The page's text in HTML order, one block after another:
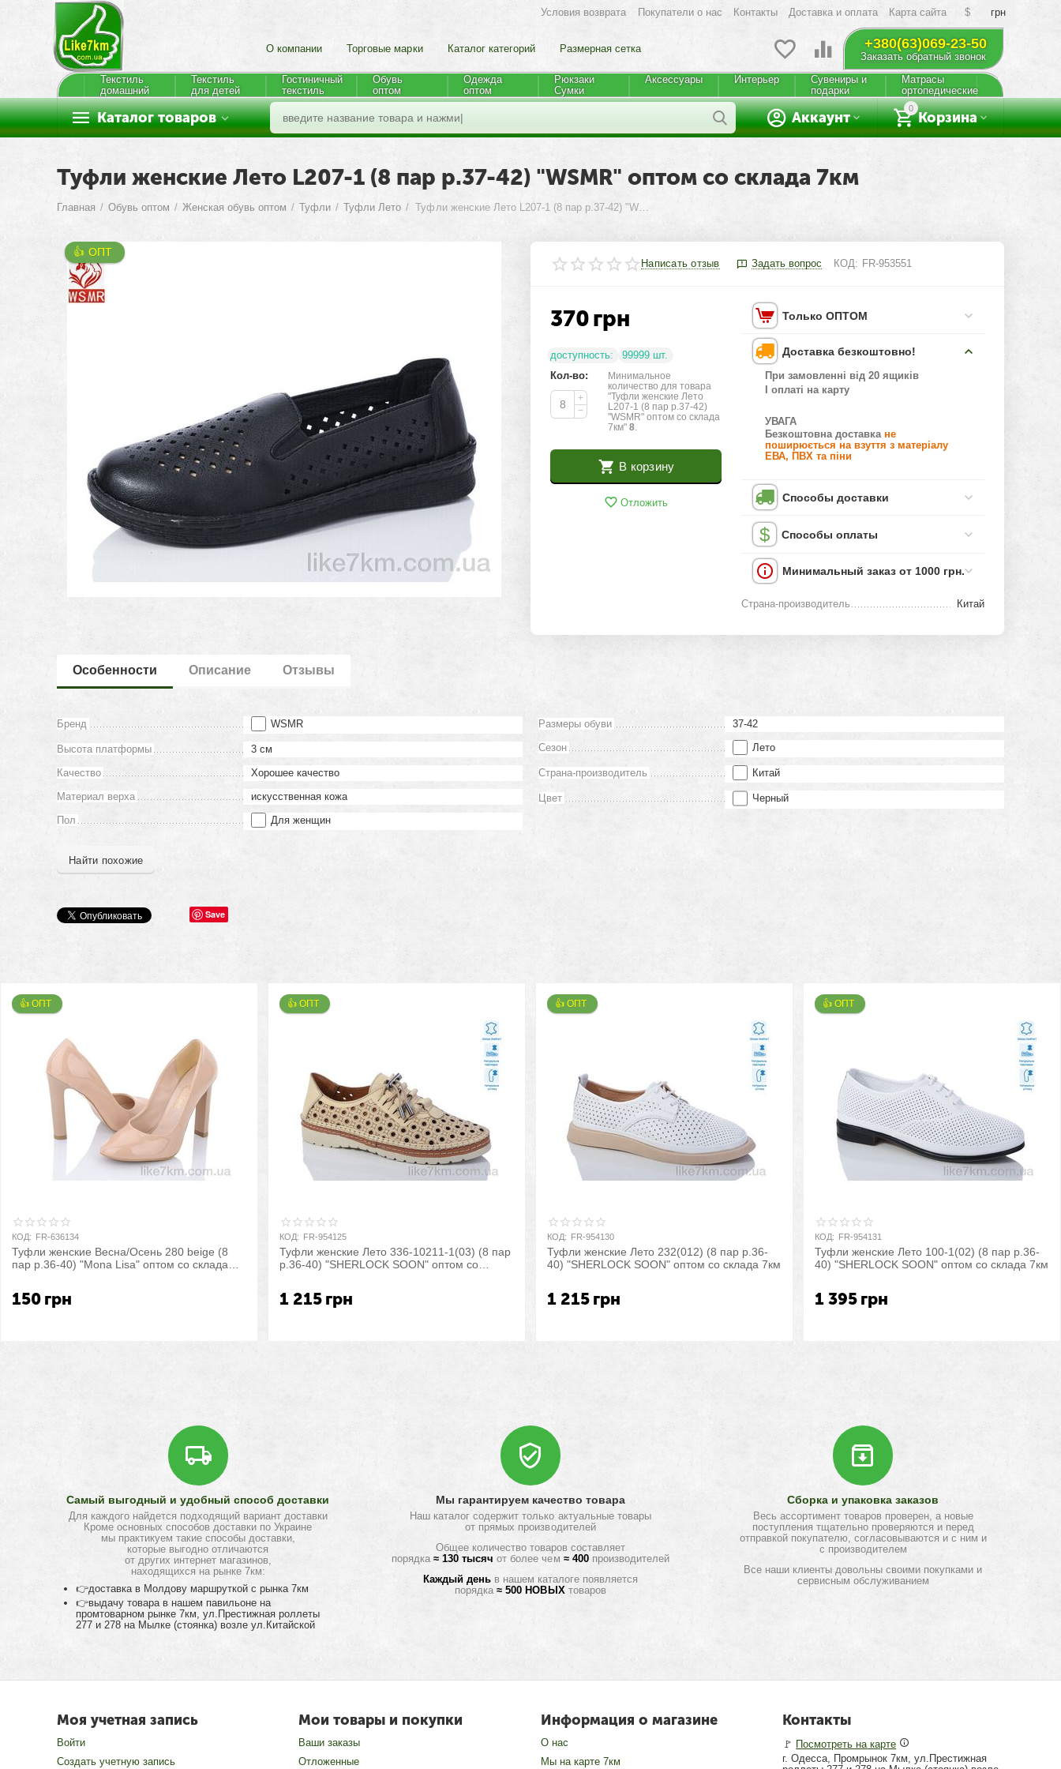
$ грн
Условия возврата Покупатели о нас Контакты Доставка и оплата Карта сайта
О компании Торговые марки Каталог категорий Размерная сетка +380(63)069-23-50
Заказать обратный звонок
Текстиль
домашний
Текстиль
для детей
Гостиничный
текстиль
Обувь
оптом
Одежда
оптом
Рюкзаки
Cумки
Аксессуары Интерьер
Сувениры и
подарки
Матрасы
ортопедические
Каталог товаров
0
Корзина
Аккаунт
Туфли женские Лето L207-1 (8 пар р.37-42) "WSMR" оптом со склада 7км
Главная / Обувь оптом / Женская обувь оптом / Туфли / Туфли Лето / Туфли женские Лето L207-1 (8 пар р.37-42) "WSMR" оптом со склада 7км
Написать отзыв Задать вопрос КОД: FR-953551
370грн
доступность:
99999 шт.
Кол-во:
+
−
Минимальное
количество для товара
"Туфли женские Лето
L207-1 (8 пар р.37-42)
"WSMR" оптом со склада
7км"8.
В корзину
Отложить
Только ОПТОМ
Доставка безкоштовно!
При замовленні від 20 ящиків
І оплаті на карту
УВАГА
Безкоштовна доставкане
поширюється на взуття з матеріалу
ЕВА, ПВХ та піни
Способы доставки
Способы оплаты
Минимальный заказ от 1000 грн.
Страна-производитель Китай
Особенности Описание Отзывы
Бренд WSMR
Высота платформы
3 см
Качество
Хорошее качество
Материал верха
искусственная кожа
Пол
Для женщин
Размеры обуви
37-42
Сезон
Лето
Страна-производитель Китай
Цвет Черный
Найти похожие
Save
👍 ОПТ
КОД: FR-636134
Туфли женские Весна/Осень 280 beige (8
пар р.36-40) "Mona Lisa" оптом со склада
150 грн
👍 ОПТ
КОД: FR-954125
Туфли женские Лето 336-10211-1(03) (8 пар
р.36-40) "SHERLOCK SOON" оптом со
1 215 грн
👍 ОПТ
КОД: FR-954130
Туфли женские Лето 232(012) (8 пар р.36-
40) "SHERLOCK SOON" оптом со склада 7км
1 215 грн
👍 ОПТ
КОД: FR-954131
Туфли женские Лето 100-1(02) (8 пар р.36-
40) "SHERLOCK SOON" оптом со склада 7км
1 395 грн
Самый выгодный и удобный способ доставки
Для каждого найдется подходящий вариант доставки
Кроме основных способов доставки по Украине
мы практикуем такие способы доставки,
которые выгодно отличаются
от других интернет магазинов,
находящихся на рынке 7км:
👉доставка в Молдову маршруткой с рынка 7км
👉выдачу товара в нашем павильоне на
промтоварном рынке 7км, ул.Престижная роллеты
277 и 278 на Мылке (стоянка) возле ул.Китайской
Мы гарантируем качество товара
Наш каталог содержит только актуальные товары
от прямых производителей
Общее количество товаров составляет
порядка≈ 130 тысяч от более чем ≈ 400 производителей
Каждый деньв нашем каталоге появляется
порядка≈ 500 НОВЫХ товаров
Сборка и упаковка заказов
Весь ассортимент товаров проверен, а новые
поступления тщательно проверяются и перед
отправкой покупателю, согласовываются и с ним и
с производителем
Все наши клиенты довольны своими покупками и
сервисным обслуживанием
Моя учетная запись
Войти
Создать учетную запись
Мои товары и покупки
Ваши заказы
Отложенные
Информация о магазине
О нас
Мы на карте 7км
Контакты
🚩 Посмотреть на карте
г. Одесса, Промрынок 7км, ул.Престижная